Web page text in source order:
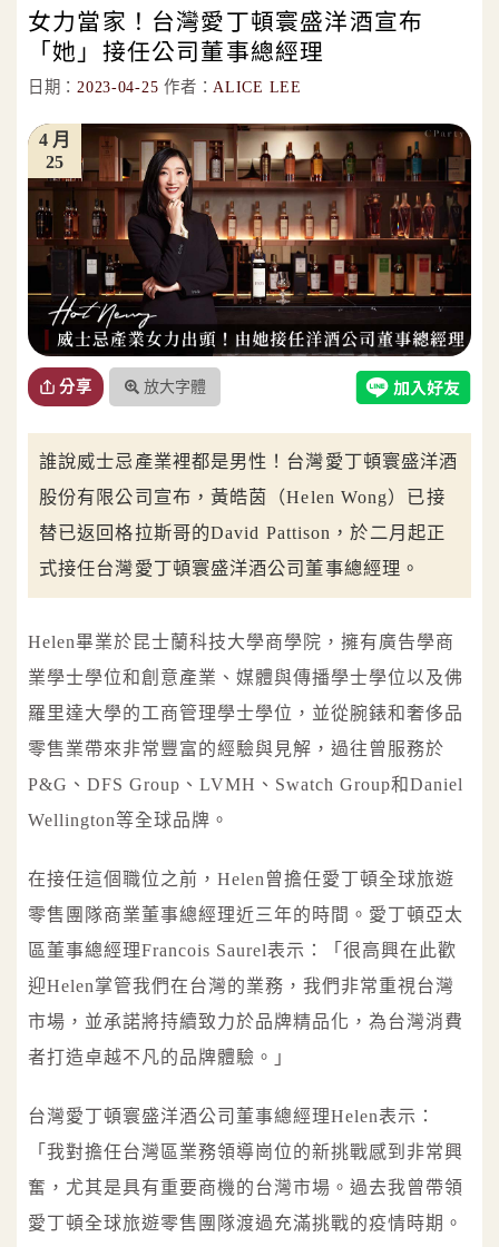
女力當家！台灣愛丁頓寰盛洋酒宣布
「她」接任公司董事總經理
日期：2023-04-25 作者：ALICE LEE
25
4 月
分享 放大字體
誰說威士忌產業裡都是男性！台灣愛丁頓寰盛洋酒
股份有限公司宣布，黃皓茵（Helen Wong）已接
替已返回格拉斯哥的David Pattison，於二月起正
式接任台灣愛丁頓寰盛洋酒公司董事總經理。
Helen畢業於昆士蘭科技大學商學院，擁有廣告學商
業學士學位和創意產業、媒體與傳播學士學位以及佛
羅里達大學的工商管理學士學位，並從腕錶和奢侈品
零售業帶來非常豐富的經驗與見解，過往曾服務於
P&G、DFS Group、LVMH、Swatch Group和Daniel
Wellington等全球品牌。
在接任這個職位之前，Helen曾擔任愛丁頓全球旅遊
零售團隊商業董事總經理近三年的時間。愛丁頓亞太
區董事總經理Francois Saurel表示：「很高興在此歡
迎Helen掌管我們在台灣的業務，我們非常重視台灣
市場，並承諾將持續致力於品牌精品化，為台灣消費
者打造卓越不凡的品牌體驗。」
台灣愛丁頓寰盛洋酒公司董事總經理Helen表示：
「我對擔任台灣區業務領導崗位的新挑戰感到非常興
奮，尤其是具有重要商機的台灣市場。過去我曾帶領
愛丁頓全球旅遊零售團隊渡過充滿挑戰的疫情時期。